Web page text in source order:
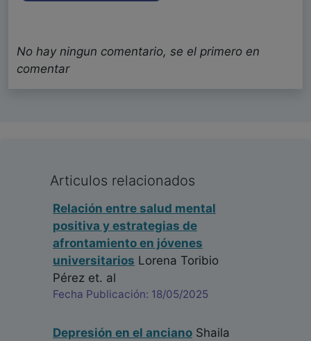
No hay ningun comentario, se el primero en
comentar
Articulos relacionados
Relación entre salud mental
positiva y estrategias de
afrontamiento en jóvenes
universitarios Lorena Toribio
Pérez et. al
Fecha Publicación: 18/05/2025
Depresión en el anciano Shaila